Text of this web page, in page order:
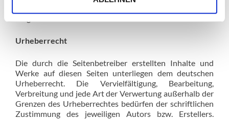
Urheberrecht
Die durch die Seitenbetreiber erstellten Inhalte und
Werke auf diesen Seiten unterliegen dem deutschen
Urheberrecht. Die Vervielfältigung, Bearbeitung,
Verbreitung und jede Art der Verwertung außerhalb der
Grenzen des Urheberrechtes bedürfen der schriftlichen
Zustimmung des jeweiligen Autors bzw. Erstellers.